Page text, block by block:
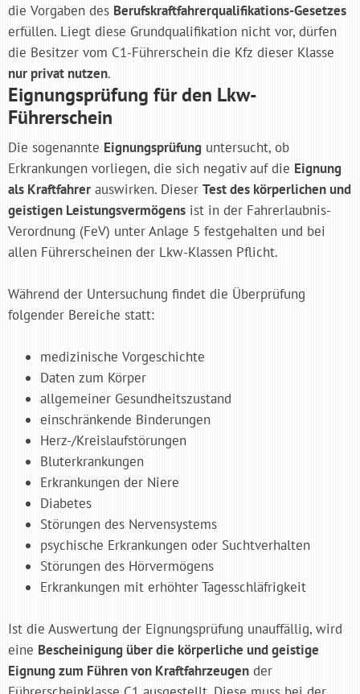
die Vorgaben des Berufskraftfahrerqualifikations-Gesetzes
erfüllen. Liegt diese Grundqualifikation nicht vor, dürfen
die Besitzer vom C1-Führerschein die Kfz dieser Klasse
nur privat nutzen.
Eignungsprüfung für den Lkw-
Führerschein
Die sogenannte Eignungsprüfung untersucht, ob
Erkrankungen vorliegen, die sich negativ auf die Eignung
als Kraftfahrer auswirken. Dieser Test des körperlichen und
geistigen Leistungsvermögens ist in der Fahrerlaubnis-
Verordnung (FeV) unter Anlage 5 festgehalten und bei
allen Führerscheinen der Lkw-Klassen Pflicht.
Während der Untersuchung findet die Überprüfung
folgender Bereiche statt:
medizinische Vorgeschichte
Daten zum Körper
allgemeiner Gesundheitszustand
einschränkende Binderungen
Herz-/Kreislaufstörungen
Bluterkrankungen
Erkrankungen der Niere
Diabetes
Störungen des Nervensystems
psychische Erkrankungen oder Suchtverhalten
Störungen des Hörvermögens
Erkrankungen mit erhöhter Tagesschläfrigkeit
Ist die Auswertung der Eignungsprüfung unauffällig, wird
eine Bescheinigung über die körperliche und geistige
Eignung zum Führen von Kraftfahrzeugen der